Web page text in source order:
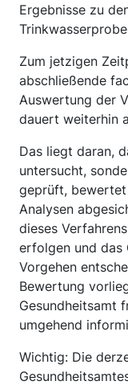
Ergebnisse zu
Zum jetzigen
abschließende
Auswertung der
dauert weiterhin
Das liegt daran,
untersucht,
geprüft,
Analysen
dieses
erfolgen und das
Vorgehen
Bewertung
Gesundheitsamt
umgehend
Wichtig: Die